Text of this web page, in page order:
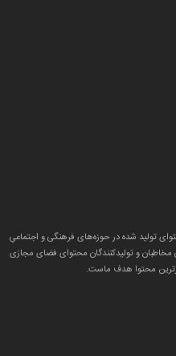
تولید شده در حوزه‌های فرهنگی و اجتماعیِ
مخاطبان و تولید‌کنندگان محتوای فضای مجازی
محتوا هدف ماست.